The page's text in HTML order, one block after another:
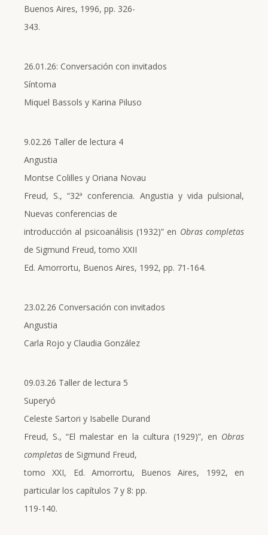
Buenos Aires, 1996, pp. 326-
343.
26.01.26: Conversación con invitados
Síntoma
Miquel Bassols y Karina Piluso
9.02.26 Taller de lectura 4
Angustia
Montse Colilles y Oriana Novau
Freud, S., “32ª conferencia. Angustia y vida pulsional,
Nuevas conferencias de
introducción al psicoanálisis (1932)” en Obras completas
de Sigmund Freud, tomo XXII
Ed. Amorrortu, Buenos Aires, 1992, pp. 71-164.
23.02.26 Conversación con invitados
Angustia
Carla Rojo y Claudia González
09.03.26 Taller de lectura 5
Superyó
Celeste Sartori y Isabelle Durand
Freud, S., “El malestar en la cultura (1929)”, en Obras
completas de Sigmund Freud,
tomo XXI, Ed. Amorrortu, Buenos Aires, 1992, en
particular los capítulos 7 y 8: pp.
119-140.